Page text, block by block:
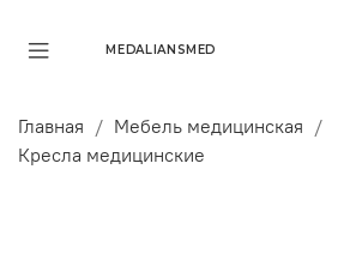
MEDALIANSMED
Главная
Мебель медицинская
Кресла медицинские